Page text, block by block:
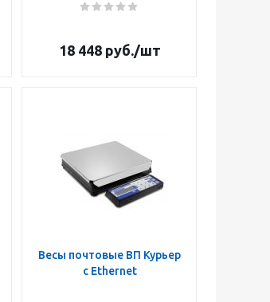
18 448руб./шт
Весы почтовые ВП Курьер
с Ethernet